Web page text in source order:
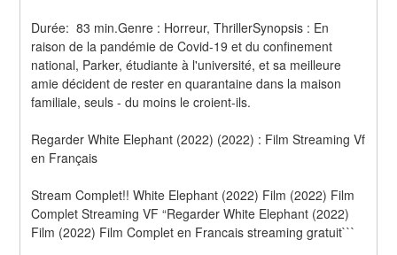
Durée:  83 min.Genre : Horreur, ThrillerSynopsis : En
raison de la pandémie de Covid-19 et du confinement
national, Parker, étudiante à l'université, et sa meilleure
amie décident de rester en quarantaine dans la maison
familiale, seuls - du moins le croient-ils.
Regarder White Elephant (2022) (2022) : Film Streaming Vf
en Français
Stream Complet!! White Elephant (2022) Film (2022) Film
Complet Streaming VF “Regarder White Elephant (2022)
Film (2022) Film Complet en Francais streaming gratuit```